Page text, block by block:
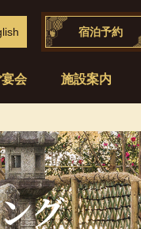
宿泊予約
会 施設案内
グ